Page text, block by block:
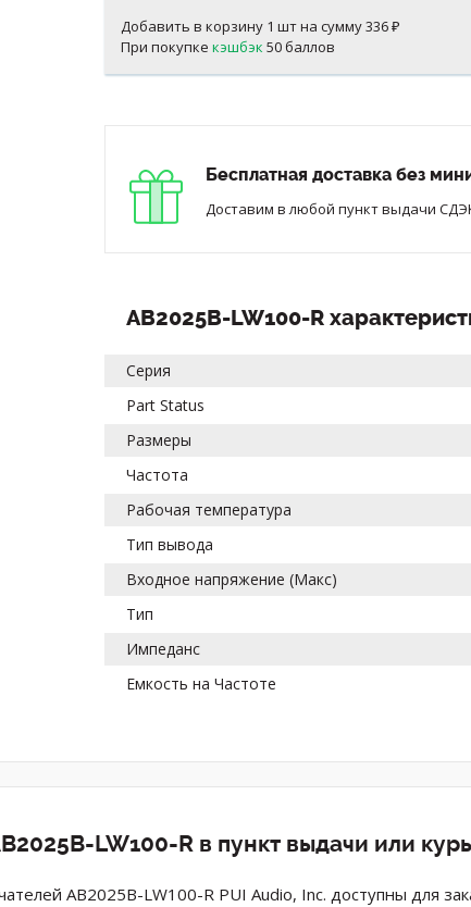
Добавить в корзину 1 шт на сумму336 ₽
При покупкекэшбэк 50 баллов
Бесплатная доставка без
Доставим в любой пункт выдачи
AB2025B-LW100-R
Серия
Part Status
Размеры
Частота
Рабочая температура
Тип вывода
Входное напряжение (Макс)
Тип
Импеданс
Емкость на Частоте
LW100-R в пункт выдачи или
AB2025B-LW100-R PUI Audio, Inc. доступны для